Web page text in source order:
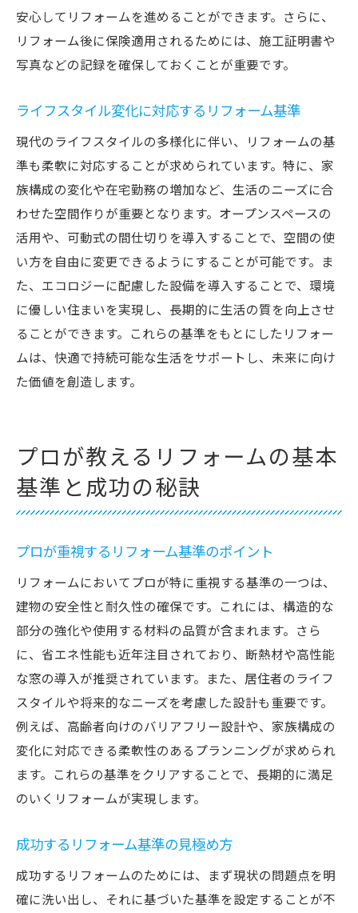
安心してリフォームを進めることができます。さらに、
リフォーム後に保険適用されるためには、施工証明書や
写真などの記録を確保しておくことが重要です。
ライフスタイル変化に対応するリフォーム基準
現代のライフスタイルの多様化に伴い、リフォームの基
準も柔軟に対応することが求められています。特に、家
族構成の変化や在宅勤務の増加など、生活のニーズに合
わせた空間作りが重要となります。オープンスペースの
活用や、可動式の間仕切りを導入することで、空間の使
い方を自由に変更できるようにすることが可能です。ま
た、エコロジーに配慮した設備を導入することで、環境
に優しい住まいを実現し、長期的に生活の質を向上させ
ることができます。これらの基準をもとにしたリフォー
ムは、快適で持続可能な生活をサポートし、未来に向け
た価値を創造します。
プロが教えるリフォームの基本
基準と成功の秘訣
プロが重視するリフォーム基準のポイント
リフォームにおいてプロが特に重視する基準の一つは、
建物の安全性と耐久性の確保です。これには、構造的な
部分の強化や使用する材料の品質が含まれます。さら
に、省エネ性能も近年注目されており、断熱材や高性能
な窓の導入が推奨されています。また、居住者のライフ
スタイルや将来的なニーズを考慮した設計も重要です。
例えば、高齢者向けのバリアフリー設計や、家族構成の
変化に対応できる柔軟性のあるプランニングが求められ
ます。これらの基準をクリアすることで、長期的に満足
のいくリフォームが実現します。
成功するリフォーム基準の見極め方
成功するリフォームのためには、まず現状の問題点を明
確に洗い出し、それに基づいた基準を設定することが不